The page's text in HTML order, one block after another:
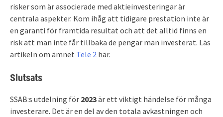
risker som är associerade med aktieinvesteringar är
centrala aspekter. Kom ihåg att tidigare prestation inte är
en garanti för framtida resultat och att det alltid finns en
risk att man inte får tillbaka de pengar man investerat. Läs
artikeln om ämnet Tele 2 här.
Slutsats
SSAB:s utdelning för 2023är ett viktigt händelse för många
investerare. Det är en del av den totala avkastningen och